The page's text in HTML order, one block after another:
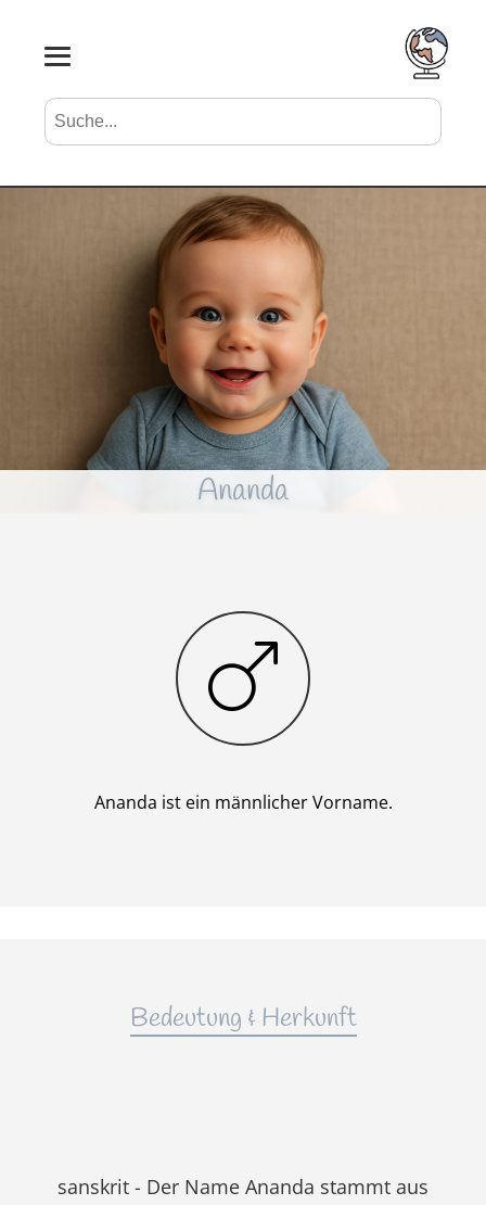
Suche nach Vornamen Search
Ananda
Junge
Ananda ist ein männlicher Vorname.
Bedeutung & Herkunft
sanskrit - Der Name Ananda stammt aus